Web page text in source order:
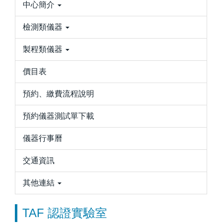
中心簡介
檢測類儀器
製程類儀器
價目表
預約、繳費流程說明
預約儀器測試單下載
儀器行事曆
交通資訊
其他連結
TAF 認證實驗室